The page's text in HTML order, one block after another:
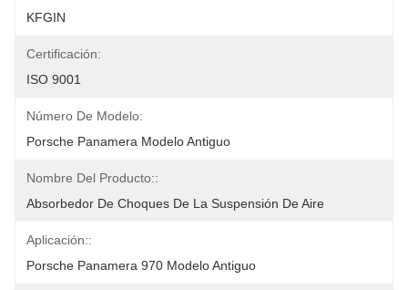
KFGIN
Certificación:
ISO 9001
Número De Modelo:
Porsche Panamera Modelo Antiguo
Nombre Del Producto::
Absorbedor De Choques De La Suspensión De Aire
Aplicación::
Porsche Panamera 970 Modelo Antiguo